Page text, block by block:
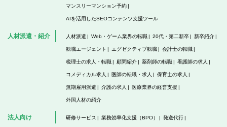
マンスリーマンション予約
AIを活用したSEOコンテンツ支援ツール
人材派遣・紹介 人材派遣 Web・ゲーム業界の転職 20代・第二新卒 新卒紹介
転職エージェント エグゼクティブ転職 会計士の転職
税理士の求人・転職 顧問紹介 薬剤師の転職 看護師の求人
コメディカル求人 医師の転職・求人 保育士の求人
無期雇用派遣 介護の求人 医療業界の経営支援
外国人材の紹介
法人向け 研修サービス 業務効率化支援（BPO） 発送代行